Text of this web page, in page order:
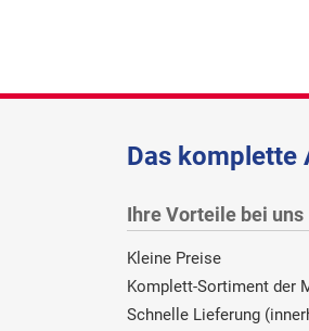
Das komplette
Ihre Vorteile bei uns
Kleine Preise
Komplett-Sortiment der
Schnelle Lieferung